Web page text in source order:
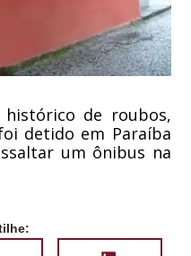
de roubos,
detido em Paraíba
um ônibus na